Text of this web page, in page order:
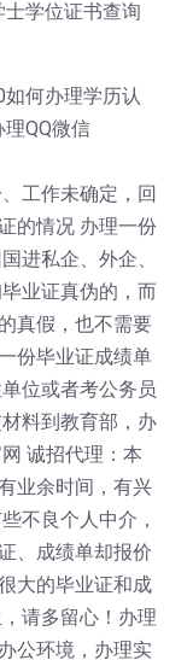
学位证书查询
何办理学历认
QQ微信
工作未确定，回
的情况 办理一份
进私企、外企、
业证真伪的，而
真假，也不需要
份毕业证成绩单
位或者考公务员
料到教育部，办
诚招代理：本
业余时间，有兴
不良个人中介，
、成绩单却报价
大的毕业证和成
请多留心！办理
公环境，办理实